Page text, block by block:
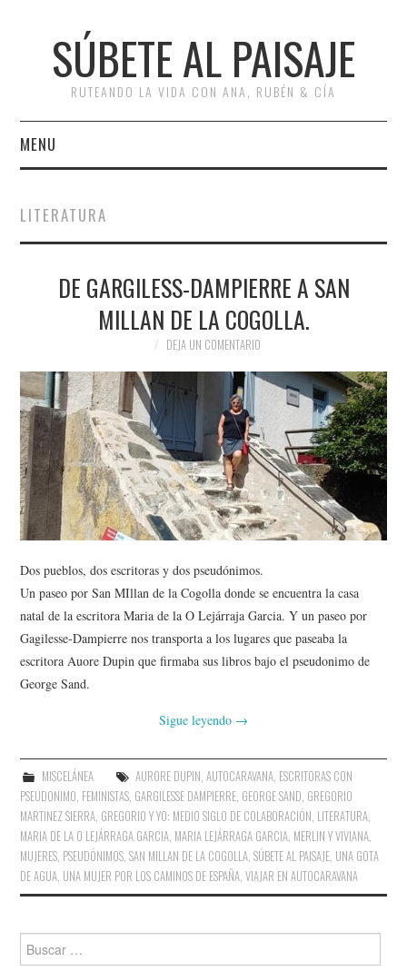
SÚBETE AL PAISAJE
RUTEANDO LA VIDA CON ANA, RUBÉN & CÍA
MENU
RUTAS
ESCAPADAS
MISCELÁNEA
#ARVI
AMIGOS
CONTACTO
LITERATURA
DE GARGILESS-DAMPIERRE A SAN
MILLAN DE LA COGOLLA.
DEJA UN COMENTARIO
Dos pueblos, dos escritoras y dos pseudónimos.
Un paseo por San MIllan de la Cogolla donde se encuentra la casa
natal de la escritora Maria de la O Lejárraja Garcia. Y un paseo por
Gagilesse-Dampierre nos transporta a los lugares que paseaba la
escritora Auore Dupin que firmaba sus libros bajo el pseudonimo de
George Sand.
Sigue leyendo →
MISCELÁNEA AURORE DUPIN, AUTOCARAVANA, ESCRITORAS CON
PSEUDONIMO, FEMINISTAS, GARGILESSE DAMPIERRE, GEORGE SAND, GREGORIO
MARTINEZ SIERRA, GREGORIO Y YO: MEDIO SIGLO DE COLABORACIÓN, LITERATURA,
MARIA DE LA O LEJÁRRAGA GARCIA, MARIA LEJÁRRAGA GARCIA, MERLIN Y VIVIANA,
MUJERES, PSEUDÓNIMOS,SAN MILLAN DE LA COGOLLA,SÚBETE AL PAISAJE, UNA GOTA
DE AGUA, UNA MUJER POR LOS CAMINOS DE ESPAÑA,VIAJAR EN AUTOCARAVANA